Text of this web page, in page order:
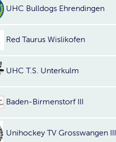
UHC Bulldogs Ehrendingen
Red Taurus Wislikofen
UHC T.S. Unterkulm
Baden-Birmenstorf III
Unihockey TV Grosswangen III